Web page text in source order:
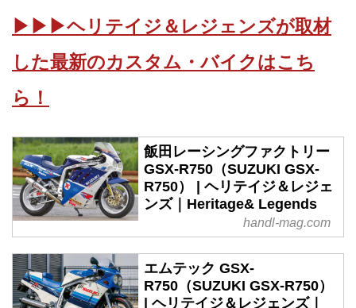
▶▶▶ヘリテイジ＆レジェンズが取材
した最新のカスタム・バイクはこち
ら！
飯田レーシングファクトリー
GSX-R750（SUZUKI GSX-
R750） | ヘリテイジ＆レジェ
ンズ｜Heritage& Legends
handl-mag.com
エムテック GSX-
R750（SUZUKI GSX-R750）
| ヘリテイジ＆レジェンズ｜